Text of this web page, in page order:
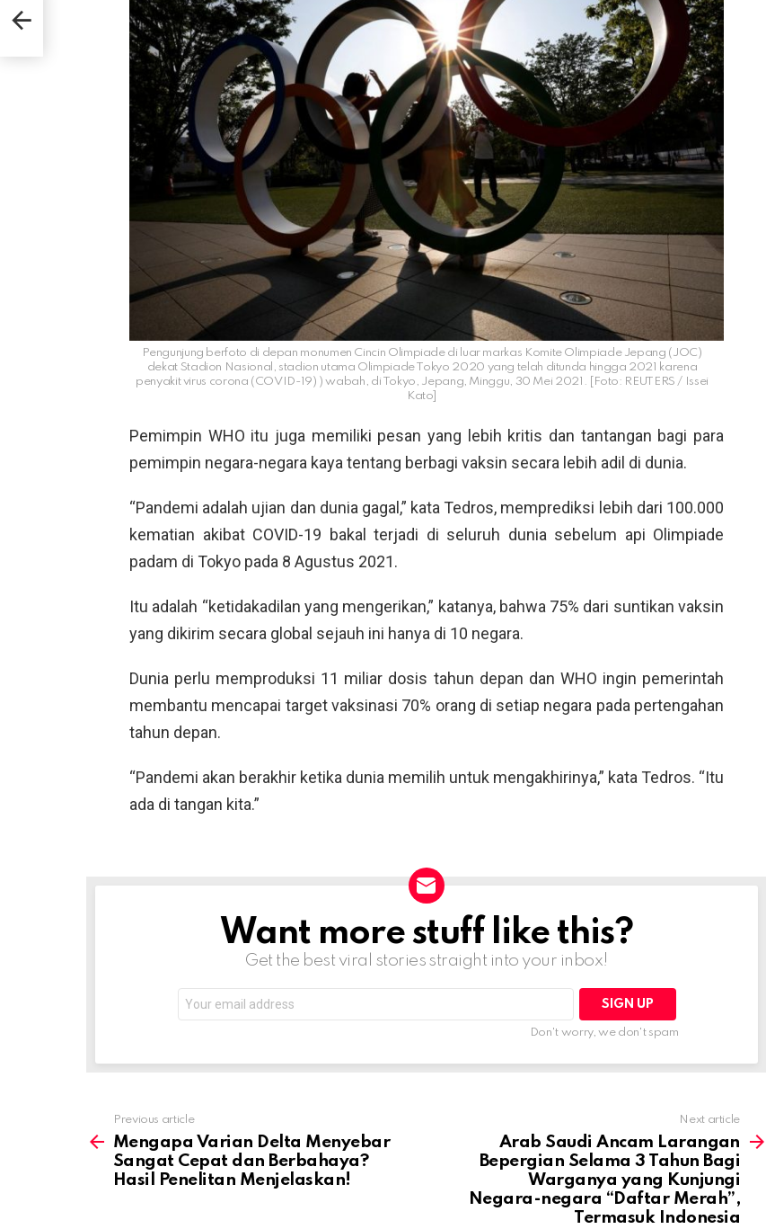
Pengunjung berfoto di depan monumen Cincin Olimpiade di luar markas Komite Olimpiade Jepang (JOC)
dekat Stadion Nasional, stadion utama Olimpiade Tokyo 2020 yang telah ditunda hingga 2021 karena
penyakit virus corona (COVID-19) ) wabah, di Tokyo, Jepang, Minggu, 30 Mei 2021. [Foto: REUTERS / Issei
Kato]
Pemimpin WHO itu juga memiliki pesan yang lebih kritis dan tantangan bagi para
pemimpin negara-negara kaya tentang berbagi vaksin secara lebih adil di dunia.
“Pandemi adalah ujian dan dunia gagal,” kata Tedros, memprediksi lebih dari 100.000
kematian akibat COVID-19 bakal terjadi di seluruh dunia sebelum api Olimpiade
padam di Tokyo pada 8 Agustus 2021.
Itu adalah “ketidakadilan yang mengerikan,” katanya, bahwa 75% dari suntikan vaksin
yang dikirim secara global sejauh ini hanya di 10 negara.
Dunia perlu memproduksi 11 miliar dosis tahun depan dan WHO ingin pemerintah
membantu mencapai target vaksinasi 70% orang di setiap negara pada pertengahan
tahun depan.
“Pandemi akan berakhir ketika dunia memilih untuk mengakhirinya,” kata Tedros. “Itu
ada di tangan kita.”
NEWSLETTERWant more stuff like this?
Get the best viral stories straight into your inbox!
address:
Don't worry, we don't spam
more
Previous article
Mengapa Varian Delta Menyebar
Sangat Cepat dan Berbahaya?
Hasil Penelitan Menjelaskan!
Next article
Arab Saudi Ancam Larangan
Bepergian Selama 3 Tahun Bagi
Warganya yang Kunjungi
Negara-negara “Daftar Merah”,
Termasuk Indonesia